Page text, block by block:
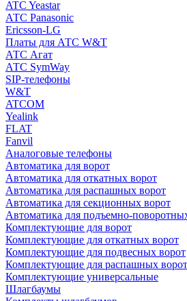
ATC Yeastar
АТС Panasonic
Ericsson-LG
Платы для АТС W&T
АТС Агат
АТС SymWay
SIP-телефоны
W&T
ATCOM
Yealink
FLAT
Fanvil
Аналоговые телефоны
Автоматика для ворот
Автоматика для откатных ворот
Автоматика для распашных ворот
Автоматика для секционных ворот
Автоматика для подъемно-
Комплектующие для ворот
Комплектующие для откатных ворот
Комплектующие для подвесных ворот
Комплектующие для распашных ворот
Комплектующие универсальные
Шлагбаумы